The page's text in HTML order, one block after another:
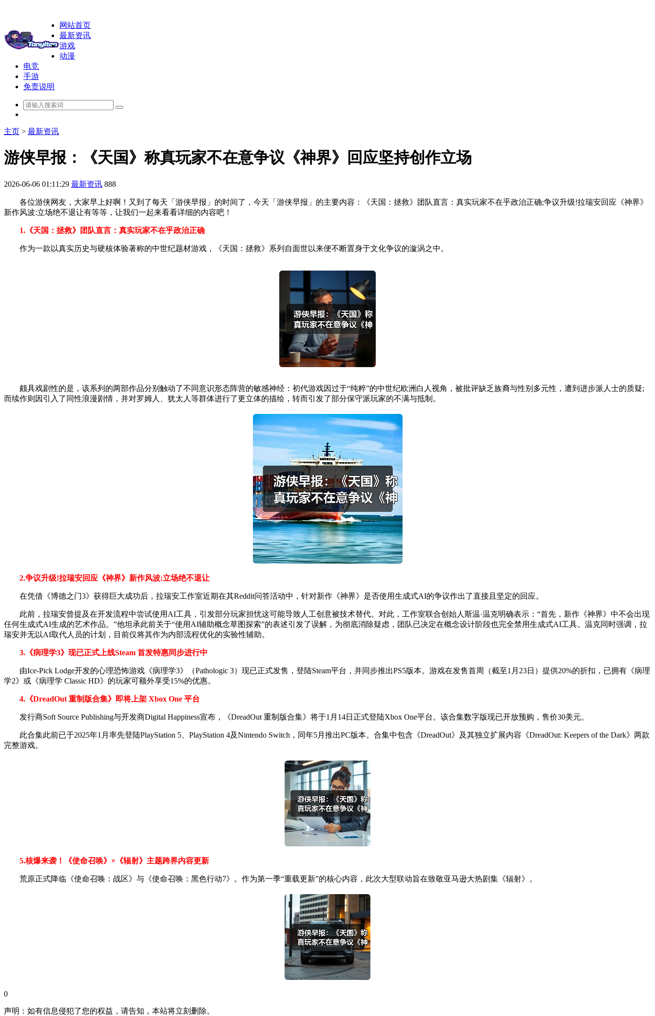
网站首页
最新资讯
游戏
动漫
电竞
手游
免责说明
主页 > 最新资讯
游侠早报：《天国》称真玩家不在意争议《神界》回应坚持创作立场
2026-06-06 01:11:29 最新资讯 888
各位游侠网友，大家早上好啊！又到了每天「游侠早报」的时间了，今天「游侠早报」的主要内容：《天国：拯救》团队直言：真实玩家不在乎政治正确;争议升级!拉瑞安回应《神界》
新作风波:立场绝不退让有等等，让我们一起来看看详细的内容吧！
1.《天国：拯救》团队直言：真实玩家不在乎政治正确
作为一款以真实历史与硬核体验著称的中世纪题材游戏，《天国：拯救》系列自面世以来便不断置身于文化争议的漩涡之中。
颇具戏剧性的是，该系列的两部作品分别触动了不同意识形态阵营的敏感神经：初代游戏因过于“纯粹”的中世纪欧洲白人视角，被批评缺乏族裔与性别多元性，遭到进步派人士的质疑;
而续作则因引入了同性浪漫剧情，并对罗姆人、犹太人等群体进行了更立体的描绘，转而引发了部分保守派玩家的不满与抵制。
2.争议升级!拉瑞安回应《神界》新作风波:立场绝不退让
在凭借《博德之门3》获得巨大成功后，拉瑞安工作室近期在其Reddit问答活动中，针对新作《神界》是否使用生成式AI的争议作出了直接且坚定的回应。
此前，拉瑞安曾提及在开发流程中尝试使用AI工具，引发部分玩家担忧这可能导致人工创意被技术替代。对此，工作室联合创始人斯温·温克明确表示：“首先，新作《神界》中不会出现
任何生成式AI生成的艺术作品。”他坦承此前关于“使用AI辅助概念草图探索”的表述引发了误解，为彻底消除疑虑，团队已决定在概念设计阶段也完全禁用生成式AI工具。温克同时强调，拉
瑞安并无以AI取代人员的计划，目前仅将其作为内部流程优化的实验性辅助。
3.《病理学3》现已正式上线Steam 首发特惠同步进行中
由Ice-Pick Lodge开发的心理恐怖游戏《病理学3》（Pathologic 3）现已正式发售，登陆Steam平台，并同步推出PS5版本。游戏在发售首周（截至1月23日）提供20%的折扣，已拥有《病理
学2》或《病理学 Classic HD》的玩家可额外享受15%的优惠。
4.《DreadOut 重制版合集》即将上架 Xbox One 平台
发行商Soft Source Publishing与开发商Digital Happiness宣布，《DreadOut 重制版合集》将于1月14日正式登陆Xbox One平台。该合集数字版现已开放预购，售价30美元。
此合集此前已于2025年1月率先登陆PlayStation 5、PlayStation 4及Nintendo Switch，同年5月推出PC版本。合集中包含《DreadOut》及其独立扩展内容《DreadOut: Keepers of the Dark》两款
完整游戏。
5.核爆来袭！《使命召唤》×《辐射》主题跨界内容更新
荒原正式降临《使命召唤：战区》与《使命召唤：黑色行动7》。作为第一季“重载更新”的核心内容，此次大型联动旨在致敬亚马逊大热剧集《辐射》。
0
声明：如有信息侵犯了您的权益，请告知，本站将立刻删除。